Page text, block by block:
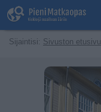
Sijaintisi: Sivuston etusivu